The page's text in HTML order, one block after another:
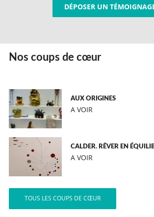
DÉPOSER UN
Nos coups de cœur
AUX ORIGINES
A VOIR
CALDER. RÊVER EN
A VOIR
TOUS LES COUPS DE CŒUR